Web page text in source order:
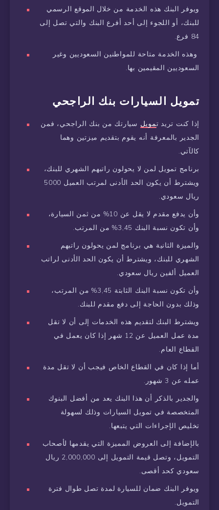
ويوفر البنك هذه الخدمة من خلال الموقع الرسمي
للبنك، أو اللجوء إلى أحد أفرع البنك والتي تصل إلى
84 فرع.
وهذه الخدمة متاحة للمواطنين السعوديين وغير
السعوديين المقيمين بها.
تمويل السيارات بنك الراجحي
إذا كنت تريد تمويل سيارتك من بنك الراجحي، فمن
الجدير بالمعرفة أنه يقوم بتقديم ميزتين وهما
كالآتي.
برنامج تمويل لمن لا يحولون راتبهم الشهري للبنك،
ويشترط أن يكون الحد الأدنى لمرتب العميل 5000
ريال سعودي.
وأن يدفع مقدم لا يقل عن 10% من ثمن السيارة،
وأن تكون نسبة البنك 3,45% من المرتب.
والميزة الثانية هي برنامج لمن يحولون راتبهم
الشهري للبنك، ويشترط أن يكون الحد الأدنى لراتب
العميل ألفين ريال سعودي.
وأن تكون نسبة البنك الثابتة 3,45% من المرتب،
وذلك بدون الحاجة إلى دفع مقدم للبنك.
ويشترط البنك لتقديم هذه الخدمات إلى أن لا تقل
مدة عمل العميل عن 12 شهر إذا كان يعمل في
القطاع العام.
أما إذا كان في القطاع الخاص فيجب أن لا تقل مدة
عمله عن 3 شهور.
والجدير بالذكر أن هذا البنك يعد من أفضل البنوك
المتخصصة في تمويل السيارات وذلك لسهولة
تخليص الإجراءات التي يتبعها.
بالإضافة إلى العروض المميزة التي يقدمها لأصحاب
التمويل، وتصل قيمة التمويل إلى 2,000,000 ريال
سعودي كحد أقصى.
ويوفر البنك ضمان للسيارة لمدة تصل طوال فترة
التمويل.